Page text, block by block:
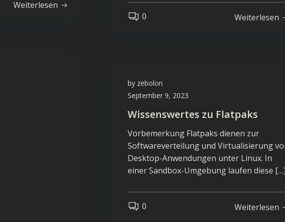
Weiterlesen
0
Weiterlesen
by zebolon
September 9, 2023
Wissenswertes zu Flatpaks
Vorbemerkung Flatpaks dienen zur
Softwareverteilung und Virtualisierung
Desktop-Anwendungen unter Linux. In
einer Sandbox-Umgebung laufen diese
0 Weiterlesen